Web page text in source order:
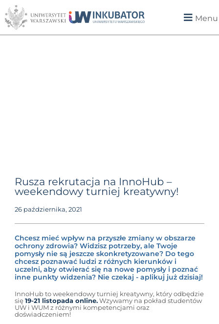
Menu
Rusza rekrutacja na InnoHub –
weekendowy turniej kreatywny!
26 października, 2021
Chcesz mieć wpływ na przyszłe zmiany w obszarze
ochrony zdrowia? Widzisz potrzeby, ale Twoje
pomysły nie są jeszcze skonkretyzowane? Do tego
chcesz poznawać ludzi z różnych kierunków i
uczelni, aby otwierać się na nowe pomysły i poznać
inne punkty widzenia? Nie czekaj - aplikuj już dzisiaj!
InnoHub to weekendowy turniej kreatywny, który odbędzie
się 19-21 listopada online. Wzywamy na pokład studentów
UW i WUM z różnymi kompetencjami oraz
doświadczeniem!